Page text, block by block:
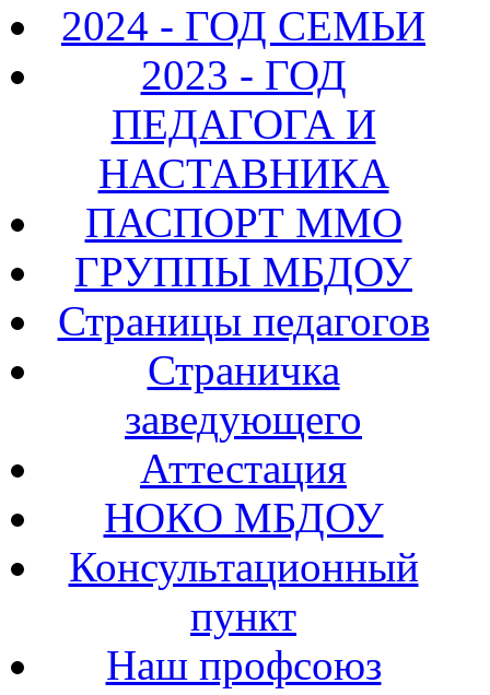
2024 - ГОД СЕМЬИ
2023 - ГОД
ПЕДАГОГА И
НАСТАВНИКА
ПАСПОРТ ММО
ГРУППЫ МБДОУ
Страницы педагогов
Страничка
заведующего
Аттестация
НОКО МБДОУ
Консультационный
пункт
Наш профсоюз